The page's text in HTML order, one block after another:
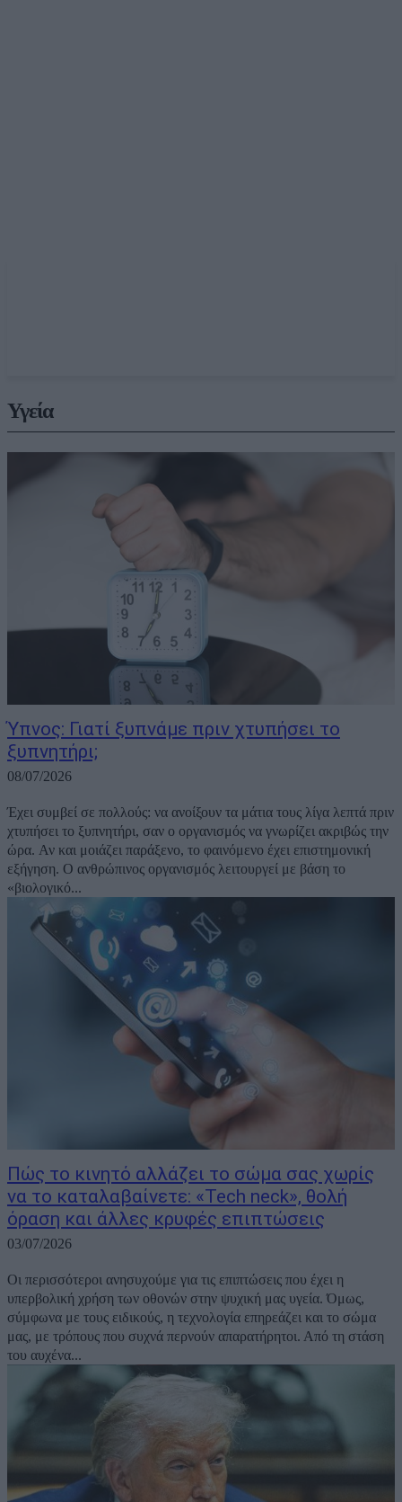
Υγεία
Ύπνος: Γιατί ξυπνάμε πριν χτυπήσει το
ξυπνητήρι;
08/07/2026
Έχει συμβεί σε πολλούς: να ανοίξουν τα μάτια τους λίγα λεπτά πριν
χτυπήσει το ξυπνητήρι, σαν ο οργανισμός να γνωρίζει ακριβώς την
ώρα. Αν και μοιάζει παράξενο, το φαινόμενο έχει επιστημονική
εξήγηση. Ο ανθρώπινος οργανισμός λειτουργεί με βάση το
«βιολογικό...
Πώς το κινητό αλλάζει το σώμα σας χωρίς
να το καταλαβαίνετε: «Tech neck», θολή
όραση και άλλες κρυφές επιπτώσεις
03/07/2026
Οι περισσότεροι ανησυχούμε για τις επιπτώσεις που έχει η
υπερβολική χρήση των οθονών στην ψυχική μας υγεία. Όμως,
σύμφωνα με τους ειδικούς, η τεχνολογία επηρεάζει και το σώμα
μας, με τρόπους που συχνά περνούν απαρατήρητοι. Από τη στάση
του αυχένα...